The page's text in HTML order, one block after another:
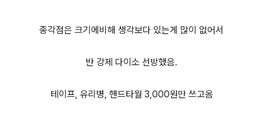
종각점은 크기에비해 생각보다 있는게 많이 없어서
반 강제 다이소 선방했음.
테이프, 유리병, 핸드타월 3,000원만 쓰고옴